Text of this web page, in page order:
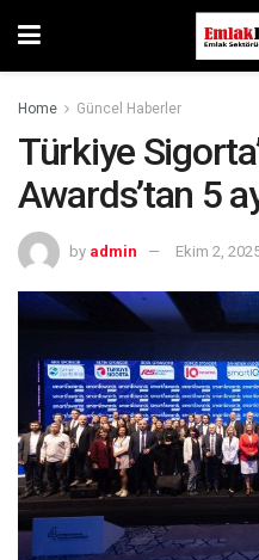
Home Güncel Haberler
Türkiye
Awards’tan 5
by admin Ekim 2,